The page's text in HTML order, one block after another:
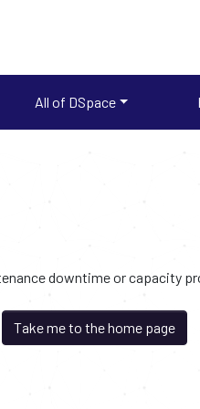
All of DSpace
downtime or capacity
Take me to the home page